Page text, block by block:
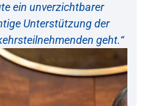
ein unverzichtbarer
Unterstützung der
geht.“